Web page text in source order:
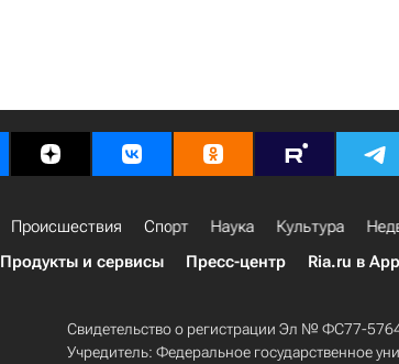
Происшествия Спорт Наука Культура
Продукты и сервисы Пресс-центр Ria.ru в
Свидетельство о регистрации Эл № ФС77-
Учредитель: Федеральное государственное